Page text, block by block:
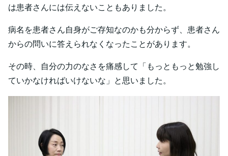
は患者さんには伝えないこともありました。
病名を患者さん自身がご存知なのかも分からず、患者さん
からの問いに答えられなくなったことがあります。
その時、自分の力のなさを痛感して「もっともっと勉強し
ていかなければいけないな」と思いました。